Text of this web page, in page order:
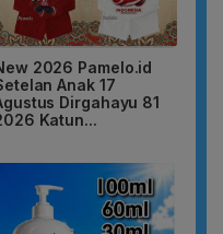
2026 Pamelo.id
Anak 17
Dirgahayu 81
Katun...